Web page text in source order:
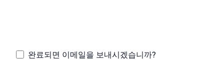
완료되면 이메일을 보내시겠습니까?